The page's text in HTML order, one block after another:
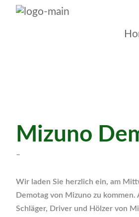
Mizuno
–
Wir laden Sie herzlich ein, am
Demotag von Mizuno zu
Schläger, Driver und Hölzer von